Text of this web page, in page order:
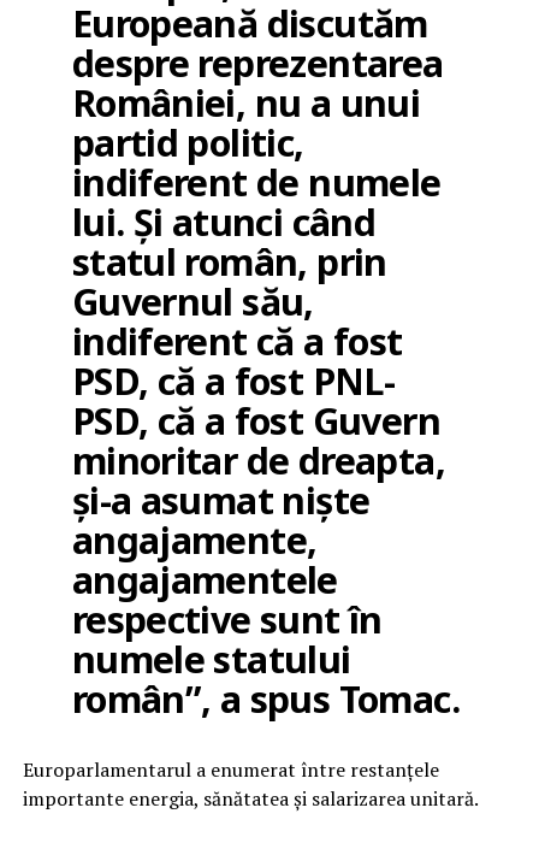
Europeană discutăm
despre reprezentarea
României, nu a unui
partid politic,
indiferent de numele
lui. Și atunci când
statul român, prin
Guvernul său,
indiferent că a fost
PSD, că a fost PNL-
PSD, că a fost Guvern
minoritar de dreapta,
și-a asumat niște
angajamente,
angajamentele
respective sunt în
numele statului
român”, a spus Tomac.
Europarlamentarul a enumerat între restanțele
importante energia, sănătatea și salarizarea unitară.